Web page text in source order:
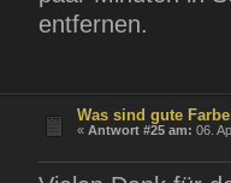
entfernen.
Was sind gute
«Antwort #25 am: 06.